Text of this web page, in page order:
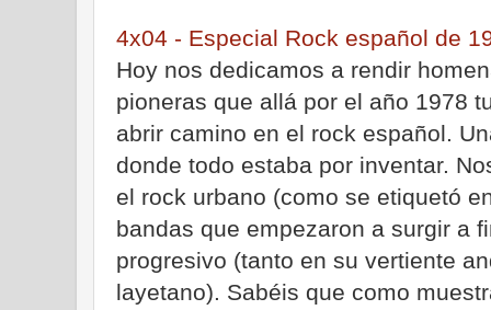
4x04 - Especial Rock español de
Hoy nos dedicamos a rendir
pioneras que allá por el año 1978
abrir camino en el rock español.
donde todo estaba por inventar.
el rock urbano (como se etiquetó
bandas que empezaron a surgir a
progresivo (tanto en su vertiente
layetano). Sabéis que como